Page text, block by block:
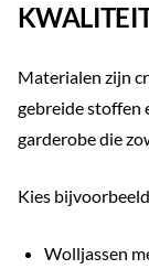
Materialen zijn
gebreide stoffen
garderobe die
Kies
Wolljassen